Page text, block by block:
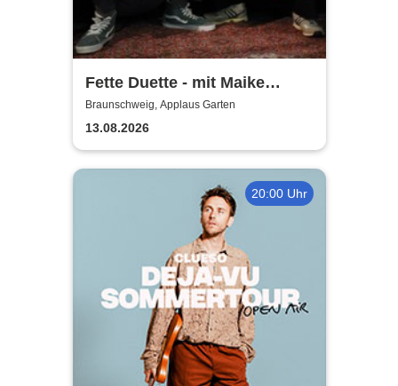
Fette Duette - mit Maike
Jacobs & Markus Schultze
Braunschweig, Applaus Garten
13.08.2026
20:00 Uhr